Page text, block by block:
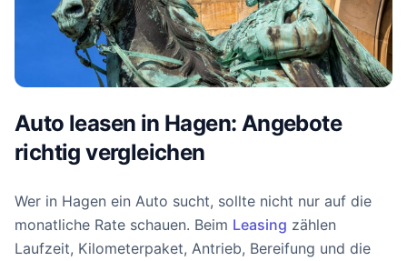
Auto leasen in Hagen: Angebote
richtig vergleichen
Wer in Hagen ein Auto sucht, sollte nicht nur auf die
monatliche Rate schauen. Beim Leasing zählen
Laufzeit, Kilometerpaket, Antrieb, Bereifung und die